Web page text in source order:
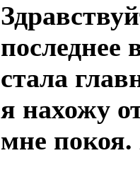
последнее
стала
я нахожу
мне покоя.